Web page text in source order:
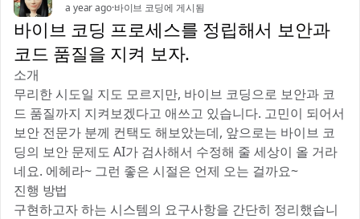
a year ago·바이브 코딩에 게시됨
바이브 코딩 프로세스를 정립해서 보안과
코드 품질을 지켜 보자.
소개
무리한 시도일 지도 모르지만, 바이브 코딩으로 보안과 코
드 품질까지 지켜보겠다고 애쓰고 있습니다. 고민이 되어서
보안 전문가 분께 컨택도 해보았는데, 앞으로는 바이브 코
딩의 보안 문제도 AI가 검사해서 수정해 줄 세상이 올 거라
네요. 에헤라~ 그런 좋은 시절은 언제 오는 걸까요~
진행 방법
구현하고자 하는 시스템의 요구사항을 간단히 정리했습니